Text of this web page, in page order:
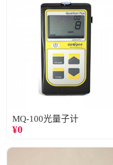
MQ-100光量子计
¥0